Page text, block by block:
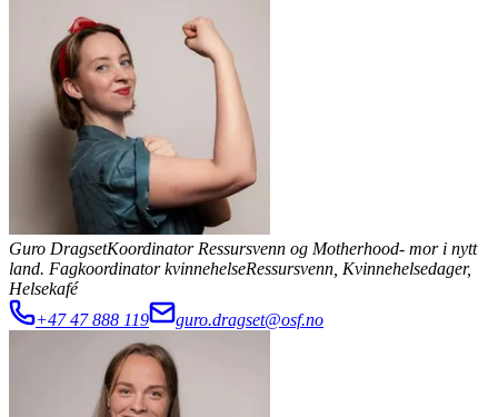
Guro DragsetKoordinator Ressursvenn og Motherhood- mor i nytt
land. Fagkoordinator kvinnehelseRessursvenn, Kvinnehelsedager,
Helsekafé
+47 47 888 119
guro.dragset@osf.no